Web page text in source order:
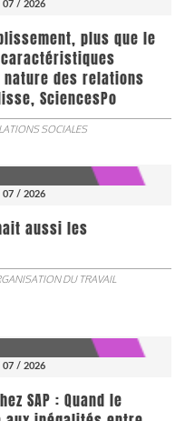
07 / 2026
plus que le
des relations
SciencesPo
SOCIALES
07 / 2026
aussi les
DU TRAVAIL
07 / 2026
SAP : Quand le